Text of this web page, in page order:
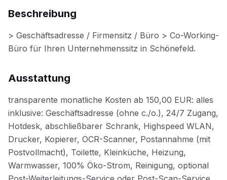
Beschreibung
Ausstattung